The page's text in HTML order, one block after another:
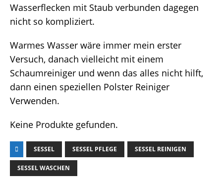
Wasserflecken mit Staub verbunden dagegen
nicht so kompliziert.
Warmes Wasser wäre immer mein erster
Versuch, danach vielleicht mit einem
Schaumreiniger und wenn das alles nicht hilft,
dann einen speziellen Polster Reiniger
Verwenden.
Keine Produkte gefunden.
SESSEL SESSEL PFLEGE SESSEL REINIGEN
SESSEL WASCHEN